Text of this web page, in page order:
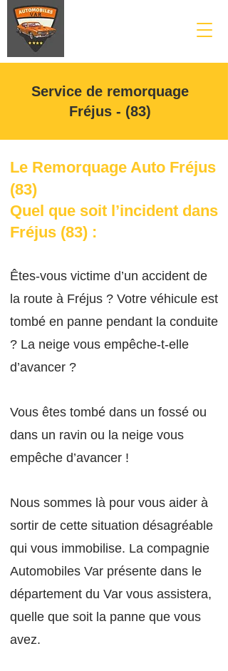
Service de remorquage
Fréjus - (83)
Le Remorquage Auto Fréjus
(83)
Quel que soit l’incident dans
Fréjus (83) :
Êtes-vous victime d’un accident de
la route à Fréjus ? Votre véhicule est
tombé en panne pendant la conduite
? La neige vous empêche-t-elle
d’avancer ?
Vous êtes tombé dans un fossé ou
dans un ravin ou la neige vous
empêche d’avancer !
Nous sommes là pour vous aider à
sortir de cette situation désagréable
qui vous immobilise. La compagnie
Automobiles Var présente dans le
département du Var vous assistera,
quelle que soit la panne que vous
avez.